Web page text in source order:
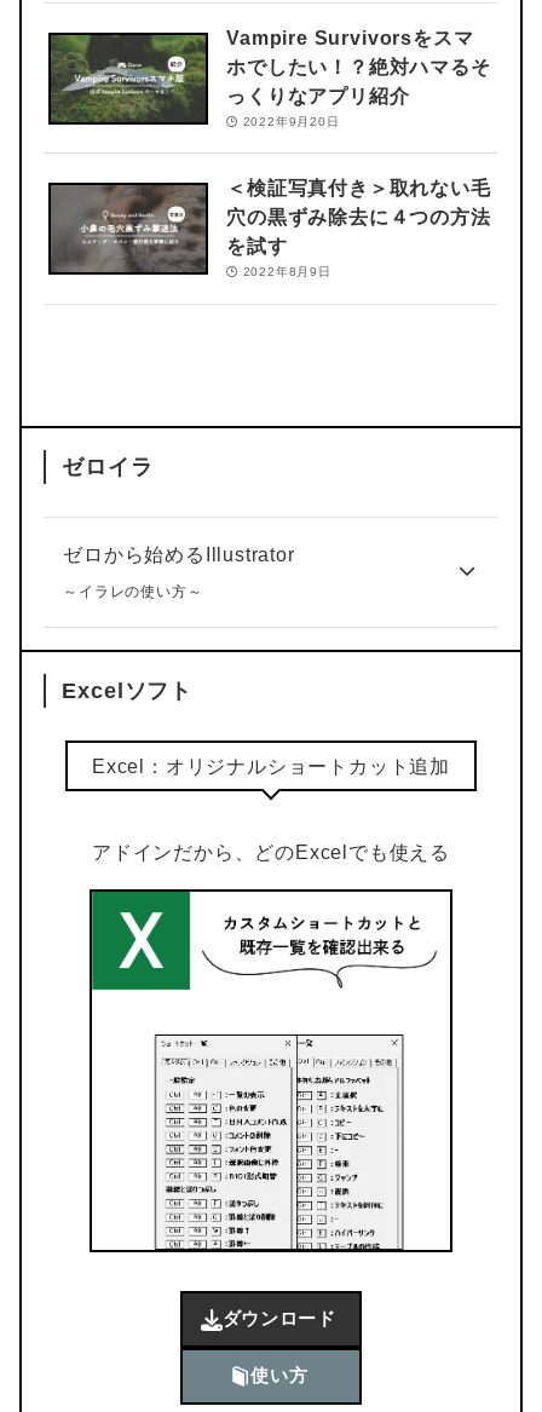
Vampire Survivorsをスマ
ホでしたい！？ 絶対ハマるそ
っくりなアプリ紹介
2022年9月20日
＜検証写真付き＞ 取れない毛
穴の黒ずみ除去に４つの方法
を試す
2022年8月9日
ゼロイラ
ゼロから始めるIllustrator
～イラレの使い方～
Excelソフト
Excel：オリジナルショートカット追加
アドインだから、どのExcelでも使える
ダウンロード
使い方